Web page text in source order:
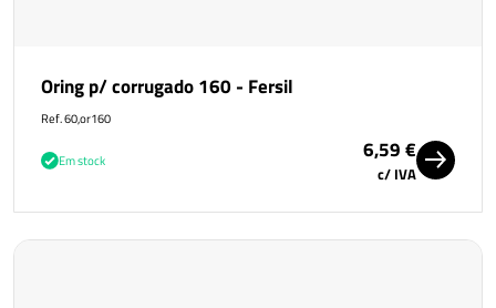
Oring p/ corrugado 160 - Fersil
Ref. 60,or160
Em stock 6,59 €
c/ IVA